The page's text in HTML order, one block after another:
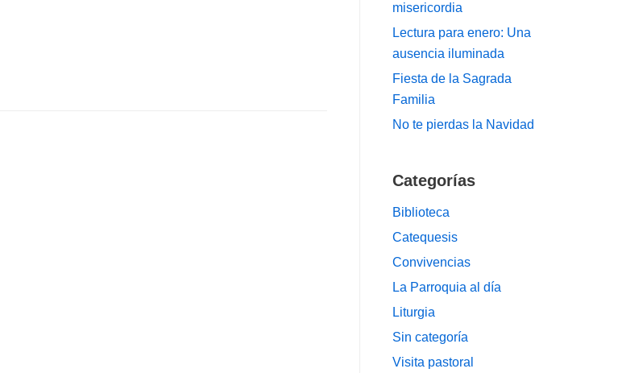
misericordia
Lectura para enero: Una
ausencia iluminada
Fiesta de la Sagrada
Familia
No te pierdas la Navidad
Categorías
Biblioteca
Catequesis
Convivencias
La Parroquia al día
Liturgia
Sin categoría
Visita pastoral